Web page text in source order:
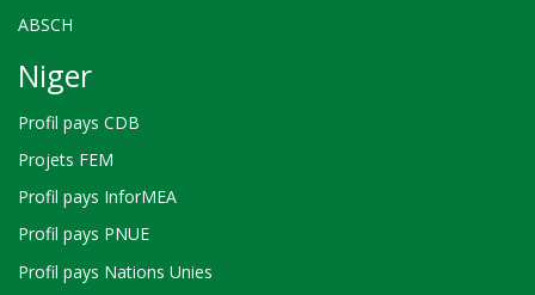
ABSCH
Niger
Profil pays CDB
Projets FEM
Profil pays InforMEA
Profil pays PNUE
Profil pays Nations Unies